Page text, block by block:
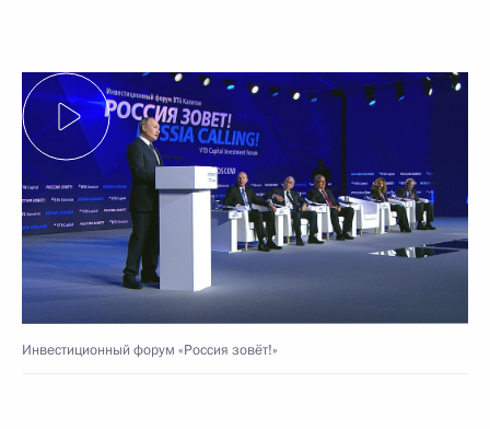
Инвестиционный форум «Россия зовёт!»